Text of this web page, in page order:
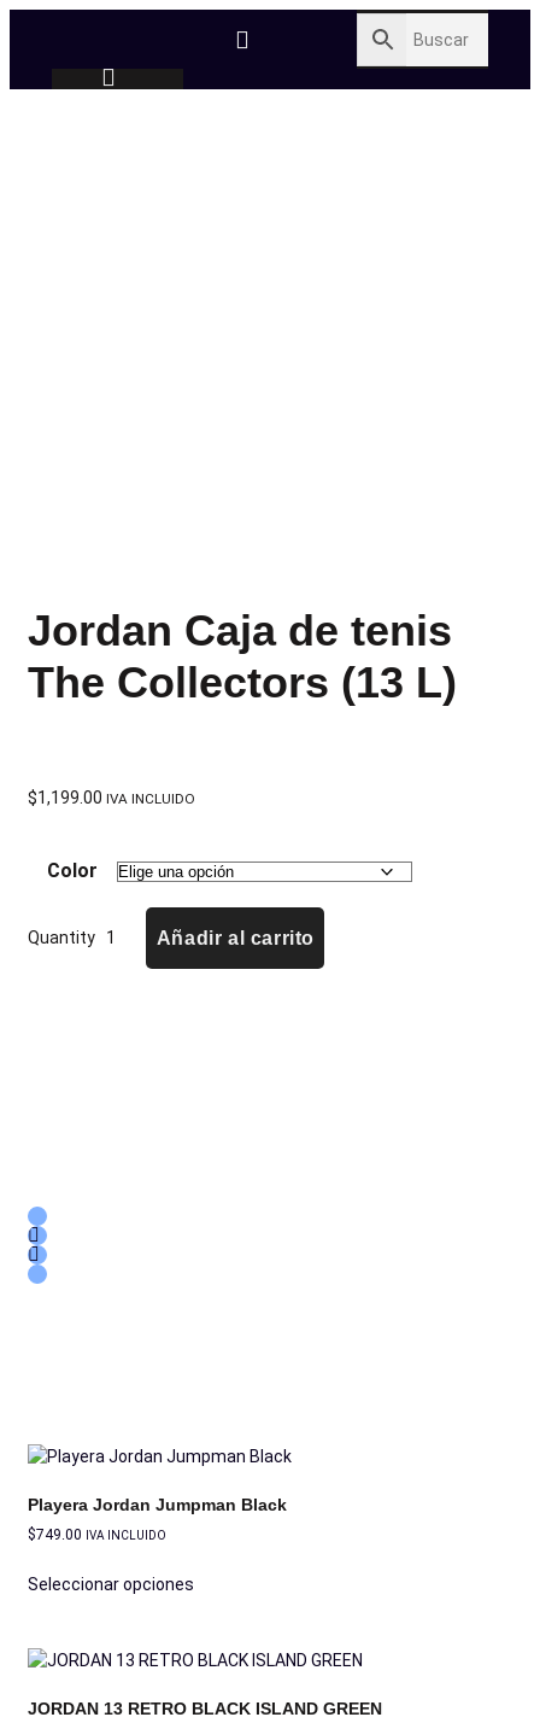
Jordan Caja de tenis
The Collectors (13 L)
$1,199.00 IVA INCLUIDO
Color
Quantity Añadir al carrito
Playera Jordan Jumpman Black
$749.00 IVA INCLUIDO
Seleccionar opciones
JORDAN 13 RETRO BLACK ISLAND GREEN